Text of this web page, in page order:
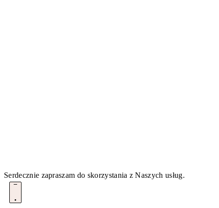
Serdecznie zapraszam do skorzystania z Naszych usług.